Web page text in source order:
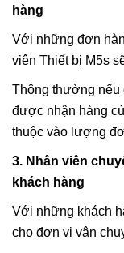
hàng
Với những đơn
viên Thiết bị M5s
Thông thường nếu
được nhận hàng
thuộc vào lượng
3. Nhân viên
khách hàng
Với những khách
cho đơn vị vận